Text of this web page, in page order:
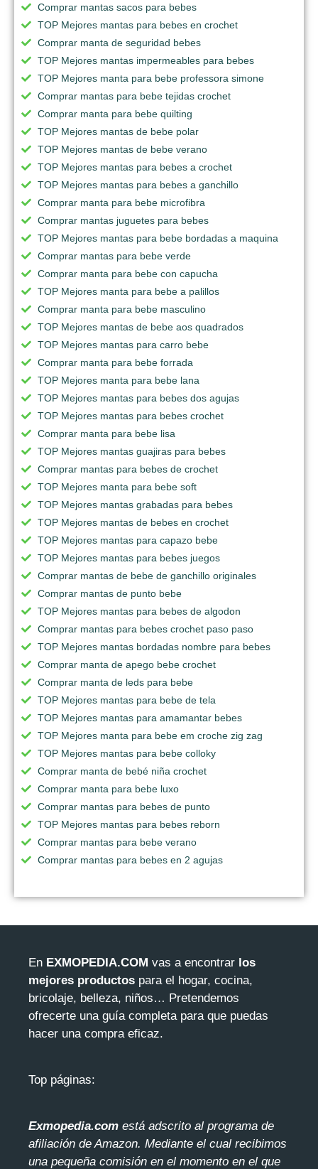
Comprar mantas sacos para bebes
TOP Mejores mantas para bebes en crochet
Comprar manta de seguridad bebes
TOP Mejores mantas impermeables para bebes
TOP Mejores manta para bebe professora simone
Comprar mantas para bebe tejidas crochet
Comprar manta para bebe quilting
TOP Mejores mantas de bebe polar
TOP Mejores mantas de bebe verano
TOP Mejores mantas para bebes a crochet
TOP Mejores mantas para bebes a ganchillo
Comprar manta para bebe microfibra
Comprar mantas juguetes para bebes
TOP Mejores mantas para bebe bordadas a maquina
Comprar mantas para bebe verde
Comprar manta para bebe con capucha
TOP Mejores manta para bebe a palillos
Comprar manta para bebe masculino
TOP Mejores mantas de bebe aos quadrados
TOP Mejores mantas para carro bebe
Comprar manta para bebe forrada
TOP Mejores manta para bebe lana
TOP Mejores mantas para bebes dos agujas
TOP Mejores mantas para bebes crochet
Comprar manta para bebe lisa
TOP Mejores mantas guajiras para bebes
Comprar mantas para bebes de crochet
TOP Mejores manta para bebe soft
TOP Mejores mantas grabadas para bebes
TOP Mejores mantas de bebes en crochet
TOP Mejores mantas para capazo bebe
TOP Mejores mantas para bebes juegos
Comprar mantas de bebe de ganchillo originales
Comprar mantas de punto bebe
TOP Mejores mantas para bebes de algodon
Comprar mantas para bebes crochet paso paso
TOP Mejores mantas bordadas nombre para bebes
Comprar manta de apego bebe crochet
Comprar manta de leds para bebe
TOP Mejores mantas para bebe de tela
TOP Mejores mantas para amamantar bebes
TOP Mejores manta para bebe em croche zig zag
TOP Mejores mantas para bebe colloky
Comprar manta de bebé niña crochet
Comprar manta para bebe luxo
Comprar mantas para bebes de punto
TOP Mejores mantas para bebes reborn
Comprar mantas para bebe verano
Comprar mantas para bebes en 2 agujas
En EXMOPEDIA.COM vas a encontrar los
mejores productos para el hogar, cocina,
bricolaje, belleza, niños… Pretendemos
ofrecerte una guía completa para que puedas
hacer una compra eficaz.
Top páginas:
Exmopedia.com está adscrito al programa de
afiliación de Amazon. Mediante el cual recibimos
una pequeña comisión en el momento en el que